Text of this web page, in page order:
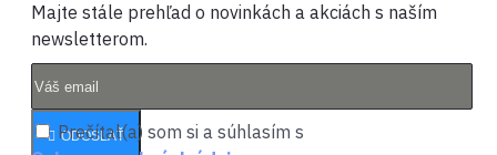
Majte stále prehľad o novinkách a akciách s naším
newsletterom.
ODOSLAŤ
Prečítal(a) som si a súhlasím s